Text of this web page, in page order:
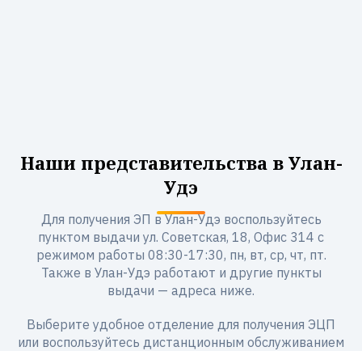
Наши представительства в Улан-
Удэ
Для получения ЭП в Улан-Удэ воспользуйтесь
пунктом выдачи ул. Советская, 18, Офис 314 с
режимом работы 08:30-17:30, пн, вт, ср, чт, пт.
Также в Улан-Удэ работают и другие пункты
выдачи — адреса ниже.
Выберите удобное отделение для получения ЭЦП
или воспользуйтесь дистанционным обслуживанием